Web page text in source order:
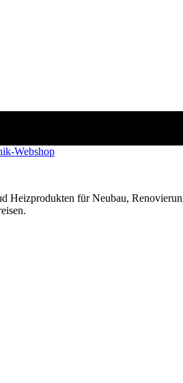
Heizprodukten für Neubau,